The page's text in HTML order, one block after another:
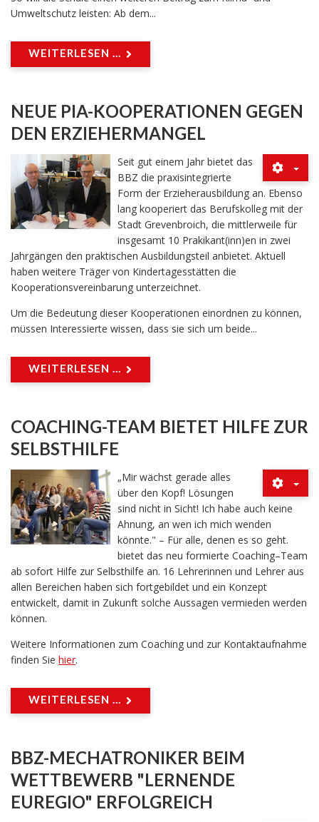
Umweltschutz leisten: Ab dem...
WEITERLESEN ...
NEUE PIA-KOOPERATIONEN GEGEN
DEN ERZIEHERMANGEL
Seit gut einem Jahr bietet das
BBZ die praxisintegrierte
Form der Erzieherausbildung an. Ebenso
lang kooperiert das Berufskolleg mit der
Stadt Grevenbroich, die mittlerweile für
insgesamt 10 Prakikant(inn)en in zwei
Jahrgängen den praktischen Ausbildungsteil anbietet. Aktuell
haben weitere Träger von Kindertagesstätten die
Kooperationsvereinbarung unterzeichnet.
Um die Bedeutung dieser Kooperationen einordnen zu können,
müssen Interessierte wissen, dass sie sich um beide...
WEITERLESEN ...
COACHING-TEAM BIETET HILFE ZUR
SELBSTHILFE
„Mir wächst gerade alles
über den Kopf! Lösungen
sind nicht in Sicht! Ich habe auch keine
Ahnung, an wen ich mich wenden
könnte." – Für alle, denen es so geht.
bietet das neu formierte Coaching–Team
ab sofort Hilfe zur Selbsthilfe an. 16 Lehrerinnen und Lehrer aus
allen Bereichen haben sich fortgebildet und ein Konzept
entwickelt, damit in Zukunft solche Aussagen vermieden werden
können.
Weitere Informationen zum Coaching und zur Kontaktaufnahme
finden Sie hier.
WEITERLESEN ...
BBZ-MECHATRONIKER BEIM
WETTBEWERB "LERNENDE
EUREGIO" ERFOLGREICH